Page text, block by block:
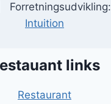
Intuition
links
Restaurant